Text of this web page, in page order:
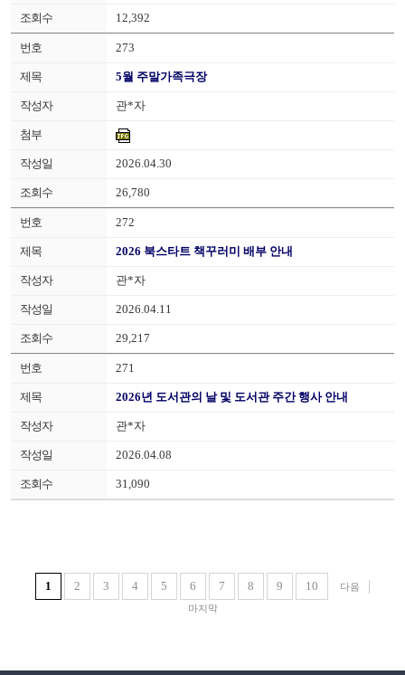
12,392
273
5월 주말가족극장
관*자
2026.04.30
26,780
272
2026 북스타트 책꾸러미 배부 안내
관*자
2026.04.11
29,217
271
2026년 도서관의 날 및 도서관 주간 행사 안내
관*자
2026.04.08
31,090
1 2 3 4 5 6 7 8 9 10
다음
마지막